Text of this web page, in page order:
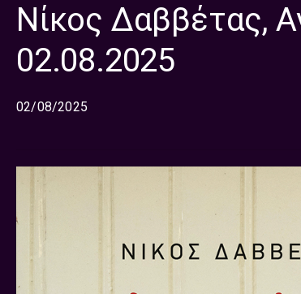
Νίκος Δαββέτας,
02.08.2025
02/08/2025